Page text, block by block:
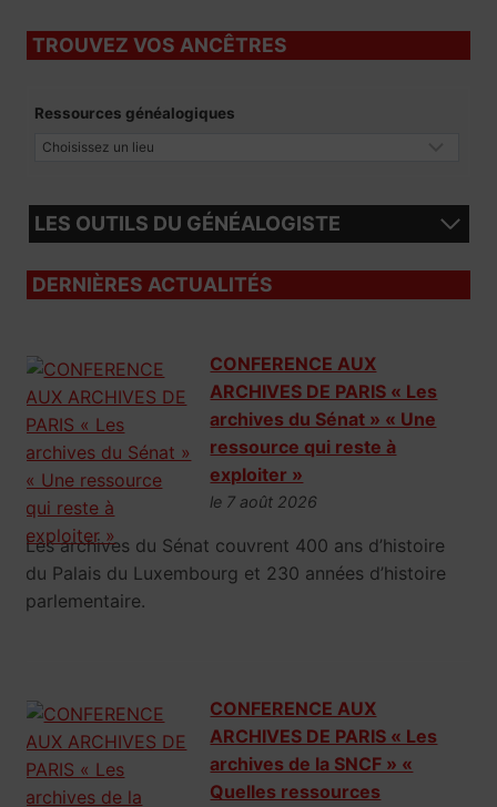
TROUVEZ VOS ANCÊTRES
Ressources généalogiques
LES OUTILS DU GÉNÉALOGISTE
DERNIÈRES ACTUALITÉS
CONFERENCE AUX
ARCHIVES DE PARIS « Les
archives du Sénat » « Une
ressource qui reste à
exploiter »
le 7 août 2026
Les archives du Sénat couvrent 400 ans d’histoire
du Palais du Luxembourg et 230 années d’histoire
parlementaire.
CONFERENCE AUX
ARCHIVES DE PARIS « Les
archives de la SNCF » «
Quelles ressources